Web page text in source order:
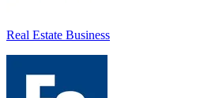
Real Estate Business